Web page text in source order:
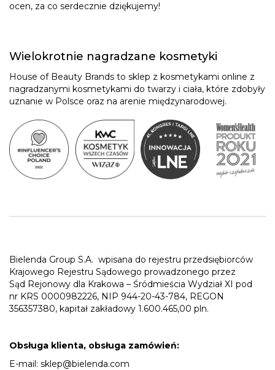
ocen, za co serdecznie dziękujemy!
Wielokrotnie nagradzane kosmetyki
House of Beauty Brands to sklep z kosmetykami online z
nagradzanymi kosmetykami do twarzy i ciała, które zdobyły
uznanie w Polsce oraz na arenie międzynarodowej.
Bielenda Group S.A. wpisana do rejestru przedsiębiorców
Krajowego Rejestru Sądowego prowadzonego przez
Sąd Rejonowy dla Krakowa – Śródmieścia Wydział XI pod
nr KRS 0000982226, NIP 944-20-43-784, REGON
356357380, kapitał zakładowy 1.600.465,00 pln.
Obsługa klienta, obsługa zamówień:
E-mail: sklep@bielenda.com